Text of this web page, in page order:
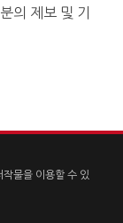
의 제보 및 기
물을 이용할 수 있